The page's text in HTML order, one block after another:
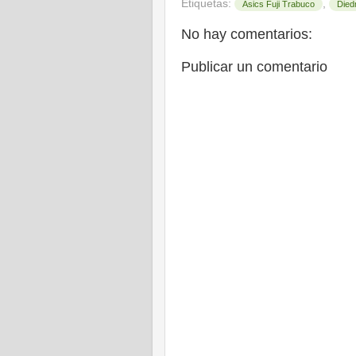
Etiquetas:
Asics Fuji Trabuco
No hay comentarios:
Publicar un comentario